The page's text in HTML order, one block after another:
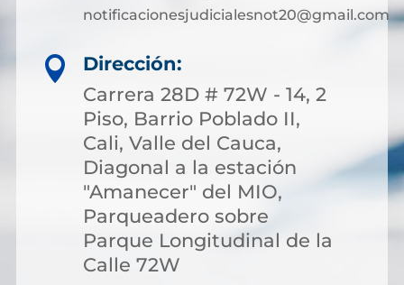
notificacionesjudicialesnot20@gmail.com

Dirección:
Carrera 28D # 72W - 14, 2
Piso, Barrio Poblado II,
Cali, Valle del Cauca,
Diagonal a la estación
"Amanecer" del MIO,
Parqueadero sobre
Parque Longitudinal de la
Calle 72W